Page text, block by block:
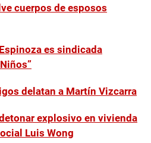
cuerpos de esposos
es sindicada
delatan a Martín Vizcarra
explosivo en vivienda
Luis Wong